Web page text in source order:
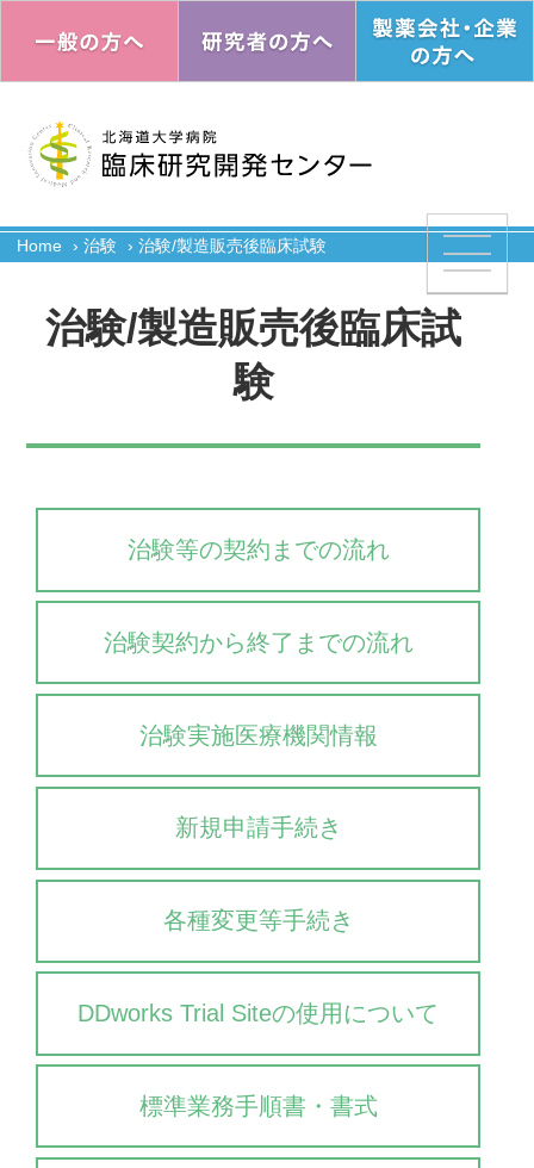
メインコンテンツへ
医療・ヘルスサイエンス研究開発機
構（HELIOS）TOP
センターのご案内
治験の審査・手続き
臨床研究の審査
臨床研究
BIOBANK
ENGLISH
Home 治験 治験/製造販売後臨床試験
治験/製造販売後臨床試
験
治験等の契約までの流れ
治験契約から終了までの流れ
治験実施医療機関情報
新規申請手続き
各種変更等手続き
DDworks Trial Siteの使用について
標準業務手順書・書式